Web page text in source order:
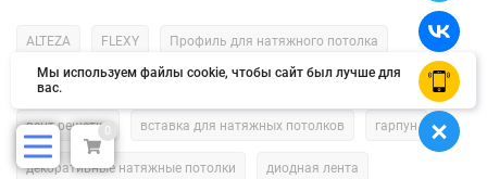
Скрытый карниз — это специальный профиль, который
предназначен для крепления штор и занавесок, создавая
эффект их «парения» в воздухе. Такой карниз не виден с
внешней стороны, что придаёт интерьеру более аккуратный и
минималистичный вид.
ALTEZA FLEXY Профиль для натяжного потолка
белый натяжной потолок блок светодиодной ленты
вент решетки вставка для натяжных потолков гарпун
декоративные натяжные потолки диодная лента
0
Мы используем файлы cookie, чтобы сайт был лучше для
вас.
OK